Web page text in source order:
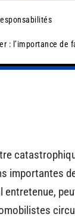
: l’importance de
importantes
entretenue,